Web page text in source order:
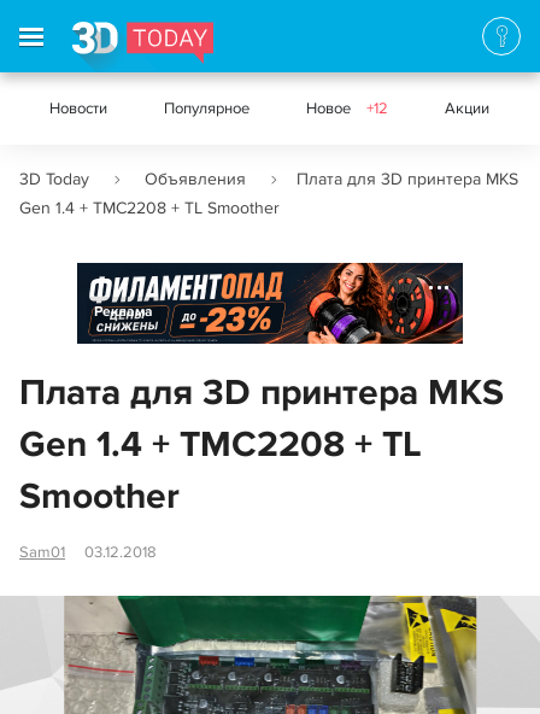
Новости Популярное Новое +12 Акции
3D Today Объявления
Плата для 3D принтера MKS
Gen 1.4 + TMC2208 + TL Smoother
Реклама
Плата для 3D принтера MKS
Gen 1.4 + TMC2208 + TL
Smoother
Sam01 03.12.2018